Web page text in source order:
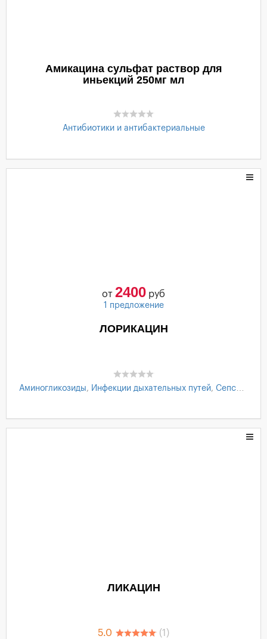
Амикацина сульфат раствор для
иньекций 250мг мл
Антибиотики и антибактериальные
от 2400 руб
1 предложение
ЛОРИКАЦИН
Аминогликозиды, Инфекции дыхательных путей, Сепсис
ЛИКАЦИН
5.0 (1)